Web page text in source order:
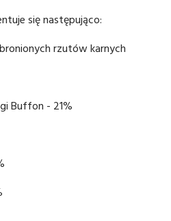
się następująco:
rzutów karnych
Buffon - 21%